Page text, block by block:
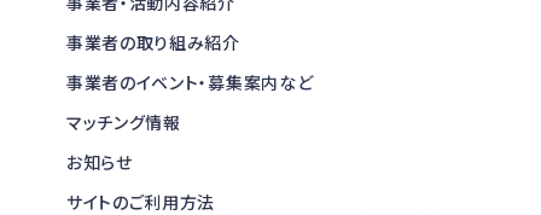
事業者の取り組み紹介
事業者のイベント・募集案内など
マッチング情報
お知らせ
サイトのご利用方法